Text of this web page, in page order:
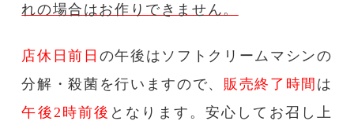
れの場合はお作りできません。
店休日前日 の午後はソフトクリームマシンの
分解・殺菌を行いますので、 販売終了時間 は
午後2時前後 となります。安心してお召し上